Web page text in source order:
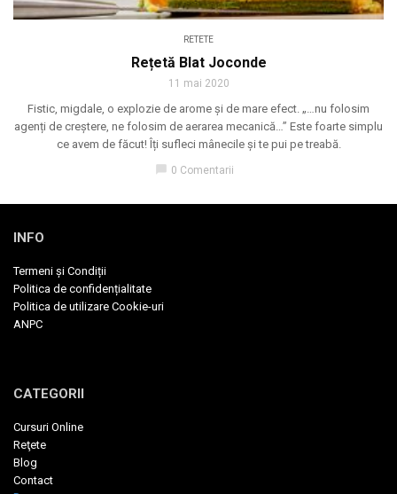
RETETE
Rețetă Blat Joconde
11 mai 2020
Fistic, migdale, o explozie de arome și de mare efect. „…nu folosim
agenți de creștere, ne folosim de aerarea mecanică…” Este foarte simplu
ce avem de făcut! Îți sufleci mânecile și te pui pe treabă.
chat_bubble 0 Comentarii
INFO
Termeni și Condiții
Politica de confidențialitate
Politica de utilizare Cookie-uri
ANPC
CATEGORII
Cursuri Online
Reţete
Blog
Contact